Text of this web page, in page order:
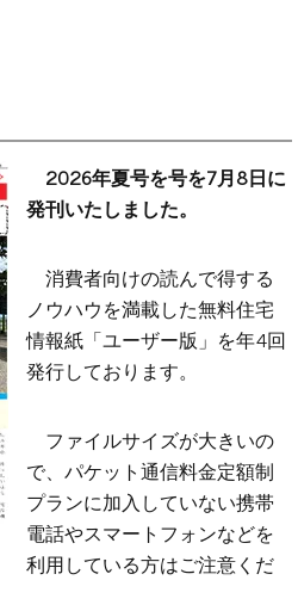
2026年夏号を号を7月8日に
発刊いたしました。
消費者向けの読んで得する
ノウハウを満載した無料住宅
情報紙「ユーザー版」を年4回
発行しております。
ファイルサイズが大きいの
で、パケット通信料金定額制
プランに加入していない携帯
電話やスマートフォンなどを
利用している方はご注意くだ